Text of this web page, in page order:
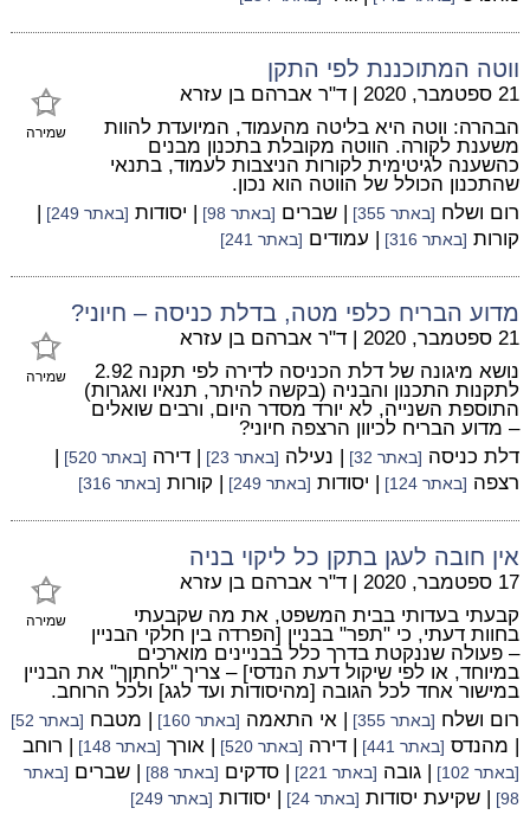
ווטה המתוכננת לפי התקן
שמירה
21 ספטמבר, 2020 | ד"ר אברהם בן עזרא
הבהרה: ווטה היא בליטה מהעמוד, המיועדת להוות
משענת לקורה. הווטה מקובלת בתכנון מבנים
כהשענה לגיטימית לקורות הניצבות לעמוד, בתנאי
שהתכנון הכולל של הווטה הוא נכון.
רום ושלח [באתר 355] | שברים [באתר 98] | יסודות [באתר 249]
|
קורות [באתר 316] | עמודים [באתר 241]
מדוע הבריח כלפי מטה, בדלת כניסה – חיוני?
שמירה
21 ספטמבר, 2020 | ד"ר אברהם בן עזרא
נושא מיגונה של דלת הכניסה לדירה לפי תקנה 2.92
לתקנות התכנון והבניה (בקשה להיתר, תנאיו ואגרות)
התוספת השנייה, לא יורד מסדר היום, ורבים שואלים
– מדוע הבריח לכיוון הרצפה חיוני?
דלת כניסה [באתר 32] | נעילה [באתר 23] | דירה [באתר 520]
|
רצפה [באתר 124] | יסודות [באתר 249] | קורות [באתר 316]
אין חובה לעגן בתקן כל ליקוי בניה
שמירה
17 ספטמבר, 2020 | ד"ר אברהם בן עזרא
קבעתי בעדותי בבית המשפט, את מה שקבעתי
בחוות דעתי, כי "תפר" בבניין [הפרדה בין חלקי הבניין
– פעולה שננקטת בדרך כלל בבניינים מוארכים
במיוחד, או לפי שיקול דעת הנדסי] – צריך "לחתןך" את הבניין
במישור אחד לכל הגובה [מהיסודות ועד לגג] ולכל הרוחב.
רום ושלח [באתר 355] | אי התאמה [באתר 160] | מטבח [באתר 52]
| מהנדס [באתר 441] | דירה [באתר 520] | אורך [באתר 148] | רוחב
[באתר 102] | גובה [באתר 221] | סדקים [באתר 88] | שברים [באתר
98]
| שקיעת יסודות [באתר 24] | יסודות [באתר 249]